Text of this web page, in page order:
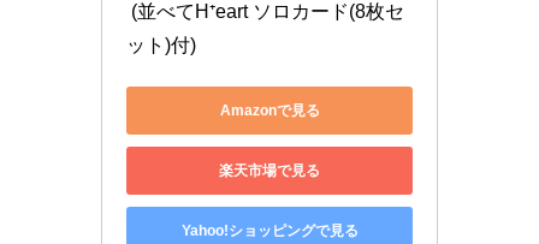
(並べてH⁺eart ソロカード(8枚セ
ット)付)
Amazonで見る
楽天市場で見る
Yahoo!ショッピングで見る